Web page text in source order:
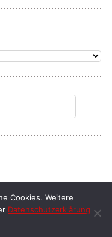
Cookies. Weitere
Datenschutzerklärung